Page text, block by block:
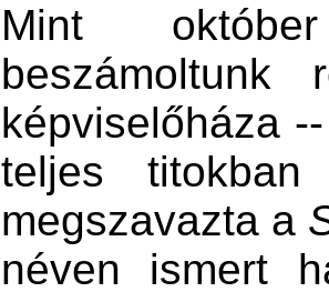
Mint
beszámoltunk
képviselőháza
teljes
megszavazta a
néven ismert